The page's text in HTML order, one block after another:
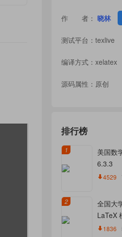
作 者： 晓林
测试平台：texlive
编译方式：xelatex
源码属性：原创
排行榜
1
美国数
6.3.3
4529
2
全国大
LaTeX
1836